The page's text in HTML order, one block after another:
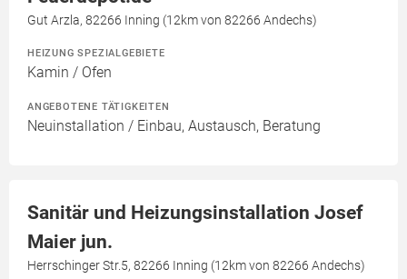
Gut Arzla, 82266 Inning (12km von 82266 Andechs)
HEIZUNG SPEZIALGEBIETE
Kamin / Ofen
ANGEBOTENE TÄTIGKEITEN
Neuinstallation / Einbau, Austausch, Beratung
Sanitär und Heizungsinstallation Josef
Maier jun.
Herrschinger Str.5, 82266 Inning (12km von 82266 Andechs)